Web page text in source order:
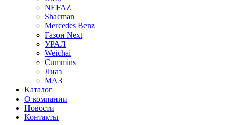
NEFAZ
Shacman
Mercedes Benz
Газон Next
УРАЛ
Weichai
Cummins
Лиаз
МАЗ
Каталог
О компании
Новости
Контакты